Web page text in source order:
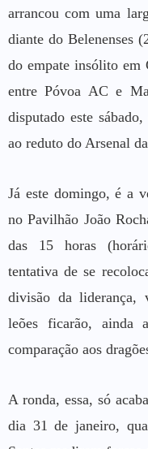
arrancou com uma
diante do Belenenses
do empate insólito em
entre Póvoa AC e
disputado este
ao reduto do Arsenal
Já este domingo, é a
no Pavilhão João
das 15 horas
tentativa de se
divisão da liderança,
leões ficarão, ainda
comparação aos
A ronda, essa, só
dia 31 de janeiro,